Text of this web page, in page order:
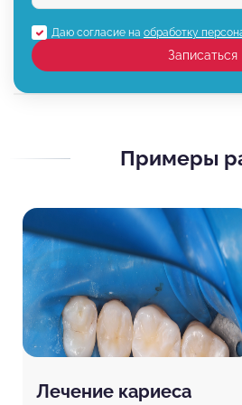
Даю согласие на обработку
Записаться
Примеры
Лечение кариеса